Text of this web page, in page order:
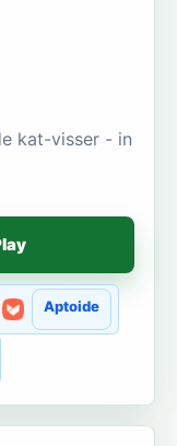
kat-visser - in
Aptoide